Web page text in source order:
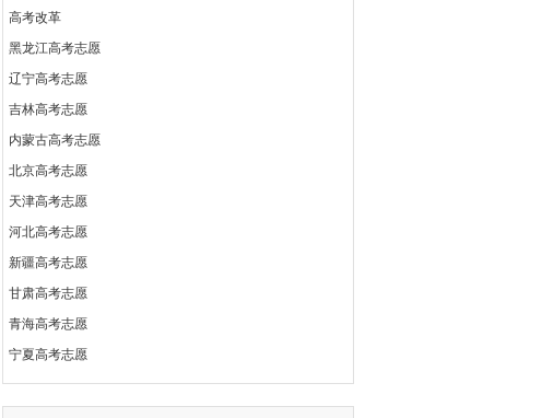
高考改革
黑龙江高考志愿
辽宁高考志愿
吉林高考志愿
内蒙古高考志愿
北京高考志愿
天津高考志愿
河北高考志愿
新疆高考志愿
甘肃高考志愿
青海高考志愿
宁夏高考志愿